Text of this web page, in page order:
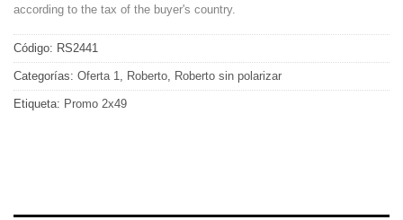
according to the tax of the buyer's country.
Código: RS2441
Categorías: Oferta 1, Roberto, Roberto sin polarizar
Etiqueta: Promo 2x49